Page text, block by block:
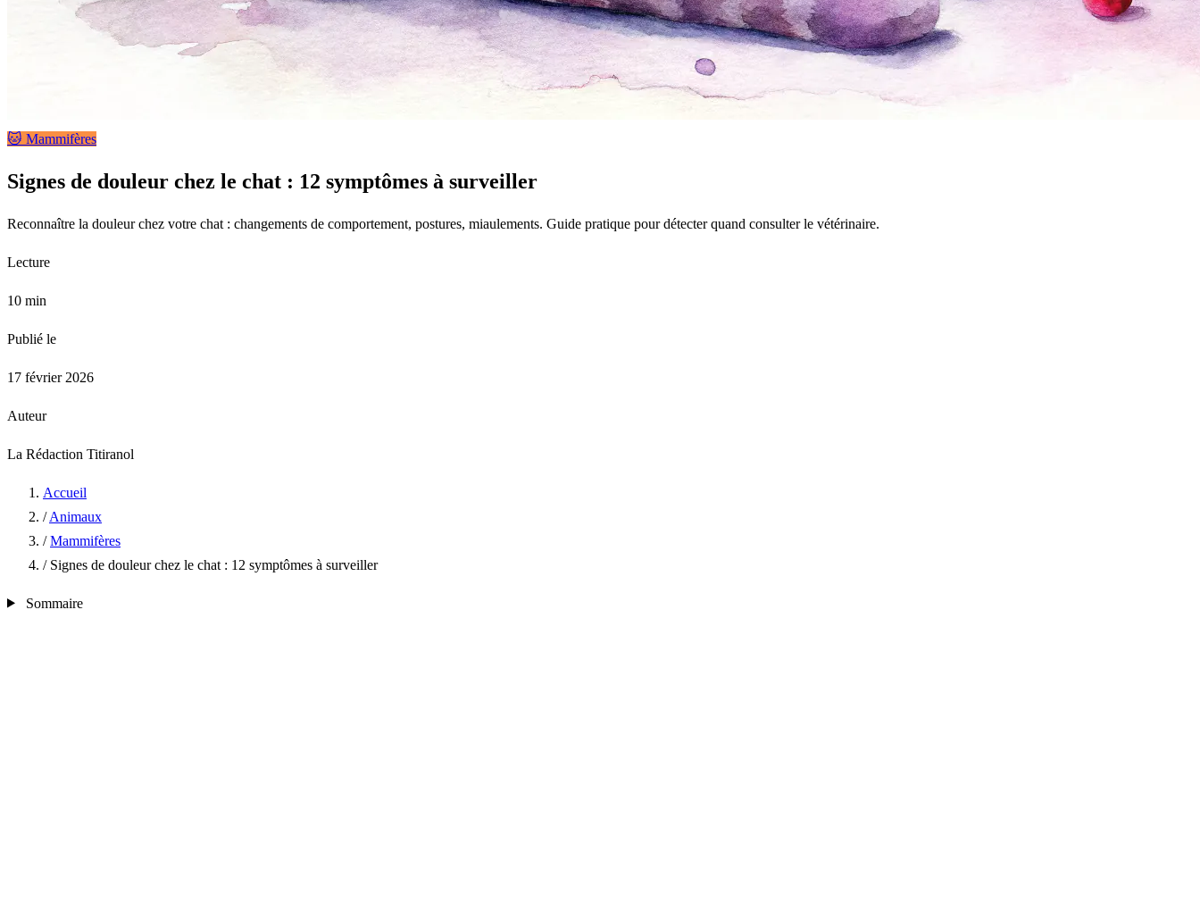
🐱 Mammifères
Signes de douleur chez le chat : 12 symptômes à surveiller
Reconnaître la douleur chez votre chat : changements de comportement, postures, miaulements. Guide pratique pour détecter quand consulter le vétérinaire.
Lecture
10 min
Publié le
17 février 2026
Auteur
La Rédaction Titiranol
Accueil
/ Animaux
/ Mammifères
/ Signes de douleur chez le chat : 12 symptômes à surveiller
Sommaire